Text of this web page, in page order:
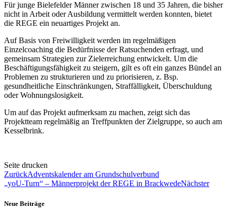
Für junge Bielefelder Männer zwischen 18 und 35 Jahren, die bisher
nicht in Arbeit oder Ausbildung vermittelt werden konnten, bietet
die REGE ein neuartiges Projekt an.
Auf Basis von Freiwilligkeit werden im regelmäßigen
Einzelcoaching die Bedürfnisse der Ratsuchenden erfragt, und
gemeinsam Strategien zur Zielerreichung entwickelt. Um die
Beschäftigungsfähigkeit zu steigern, gilt es oft ein ganzes Bündel an
Problemen zu strukturieren und zu priorisieren, z. Bsp.
gesundheitliche Einschränkungen, Straffälligkeit, Überschuldung
oder Wohnungslosigkeit.
Um auf das Projekt aufmerksam zu machen, zeigt sich das
Projektteam regelmäßig an Treffpunkten der Zielgruppe, so auch am
Kesselbrink.
Seite drucken
ZurückAdventskalender am Grundschulverbund
„yoU-Turn“ – Männerprojekt der REGE in BrackwedeNächster
Neue Beiträge